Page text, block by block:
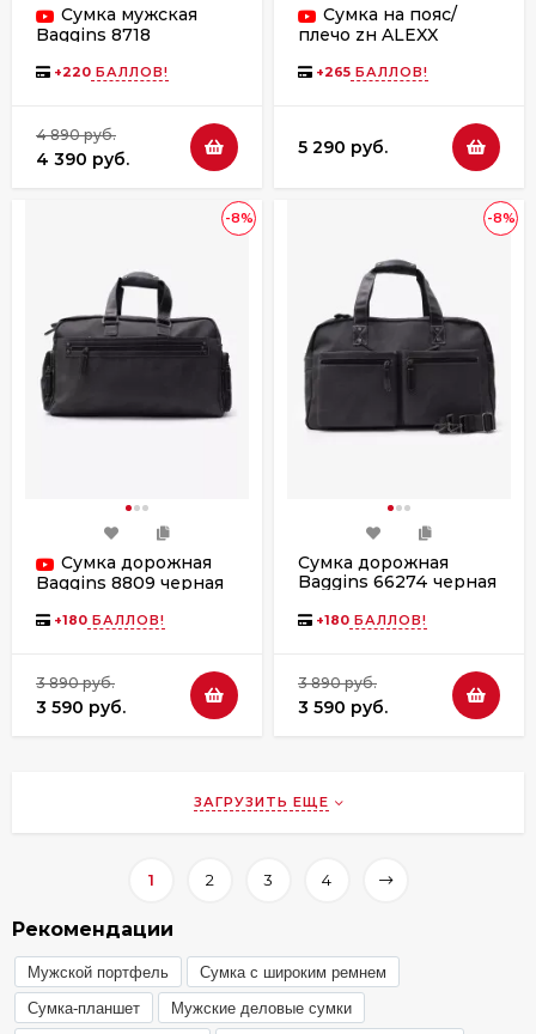
Сумка мужская
Baggins 8718
+220 БАЛЛОВ!
4 890 руб.
4 390 руб.
Сумка на пояс/
плечо zн ALEXX
пулап
+265 БАЛЛОВ!
5 290 руб.
-8%
Сумка дорожная
Baggins 8809 черная
+180 БАЛЛОВ!
3 890 руб.
3 590 руб.
-8%
Сумка дорожная
Baggins 66274 черная
+180 БАЛЛОВ!
3 890 руб.
3 590 руб.
ЗАГРУЗИТЬ ЕЩЕ
1 2 3 4
Рекомендации
Мужской портфель
Сумка с широким ремнем
Сумка-планшет
Мужские деловые сумки